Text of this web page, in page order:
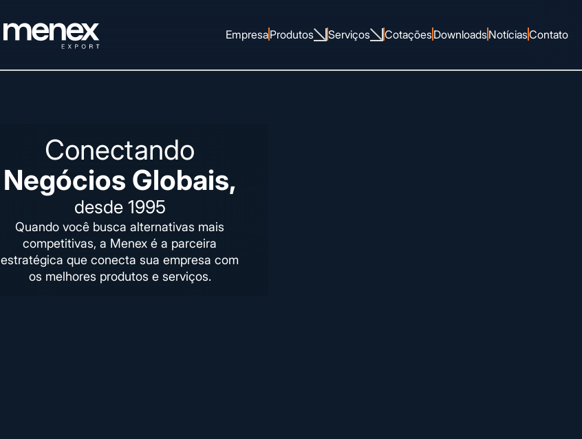
EmpresaProdutos Serviços CotaçõesDownloadsNotíciasContato
Conectando
Negócios Globais,
desde 1995
Quando você busca alternativas mais
competitivas, a Menex é a parceira
estratégica que conecta sua empresa com
os melhores produtos e serviços.